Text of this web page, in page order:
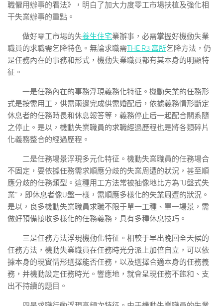
職僱用辦事的看法》，明白了加大力度零工市場扶植及強化相
干失業辦事的重點。
做好零工市場的失養生住宅業辦事，必需掌握好機動失業
職員的求職需乞降特色。無論求職需THE R3 寓所乞降方法，仍
是任務內在的事務和形式，機動失業職員都有其本身的明顯特
征。
一是任務內在的事務浮現義務化特征。機動失業的任務形
式是按需用工，供需兩邊完成供需婚配后，依據義務情形斷定
休息者的任務時長和休息報答等，義務停止后一起配合關系隨
之停止。是以，機動失業職員的求職經過歷程也是將各類碎片
化義務整合的經過歷程。
二是任務場景浮現多元化特征。機動失業職員的任務場合
不固定，要依據任務需求順應分歧的失業周遭的狀況，甚至順
應分歧的任務類型。這種用工方法常被抽像地比方為“U盤式失
業”，即休息者像U盤一樣，需順應多樣化的失業周遭的狀況。
是以，良多機動失業職員求職不限于單一工種、單一場景，需
做好預備接收多樣化的任務義務，具有多種休息技巧。
三是任務方法浮現機動化特征。相較于早出晚回全天候的
任務方法，機動失業職員在任務時光分派上加倍自立，可以依
據本身的現實情形選擇能否任務，以及選擇合適本身的任務義
務，并機動設定任務時光。響應地，就會呈現任務不飽和、支
出不持續的題目。